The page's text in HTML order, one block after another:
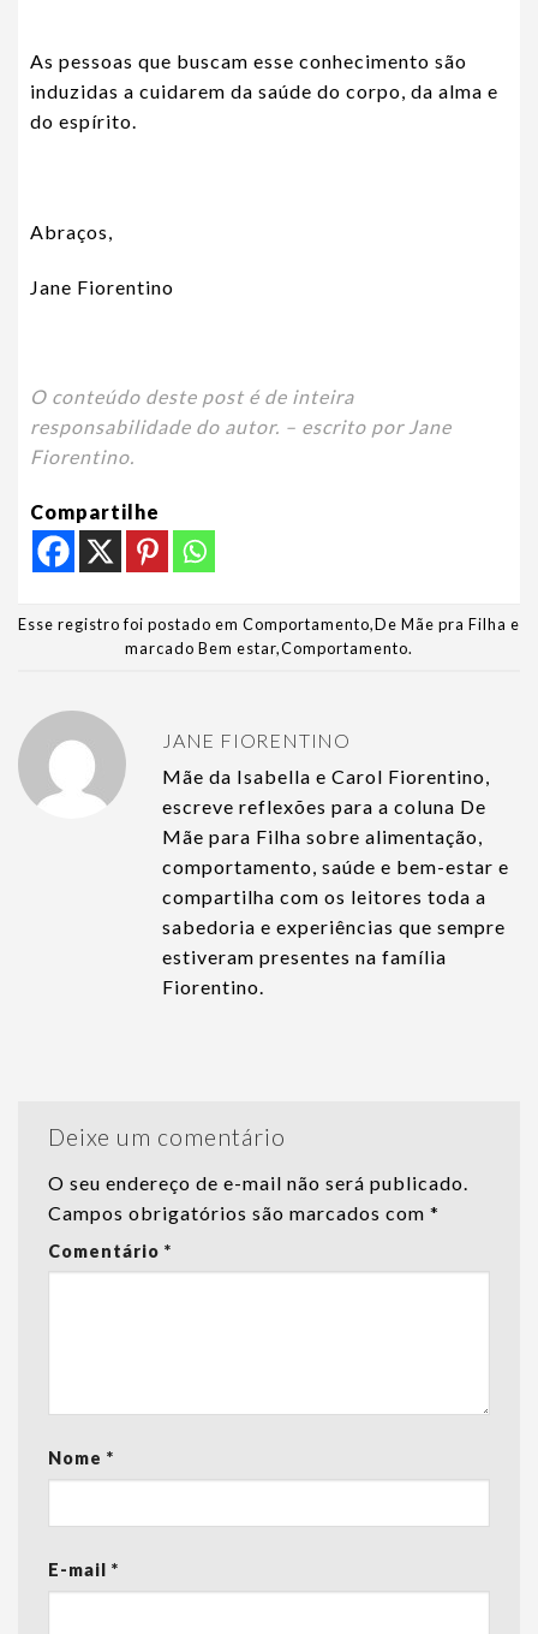
As pessoas que buscam esse conhecimento são
induzidas a cuidarem da saúde do corpo, da alma e
do espírito.
Abraços,
Jane Fiorentino
O conteúdo deste post é de inteira
responsabilidade do autor. – escrito por Jane
Fiorentino.
Compartilhe
Esse registro foi postado em Comportamento,De Mãe pra Filha e
marcado Bem estar,Comportamento.
JANE FIORENTINO
Mãe da Isabella e Carol Fiorentino,
escreve reflexões para a coluna De
Mãe para Filha sobre alimentação,
comportamento, saúde e bem-estar e
compartilha com os leitores toda a
sabedoria e experiências que sempre
estiveram presentes na família
Fiorentino.
Deixe um comentário
O seu endereço de e-mail não será publicado.
Campos obrigatórios são marcados com *
Comentário *
Nome *
E-mail *